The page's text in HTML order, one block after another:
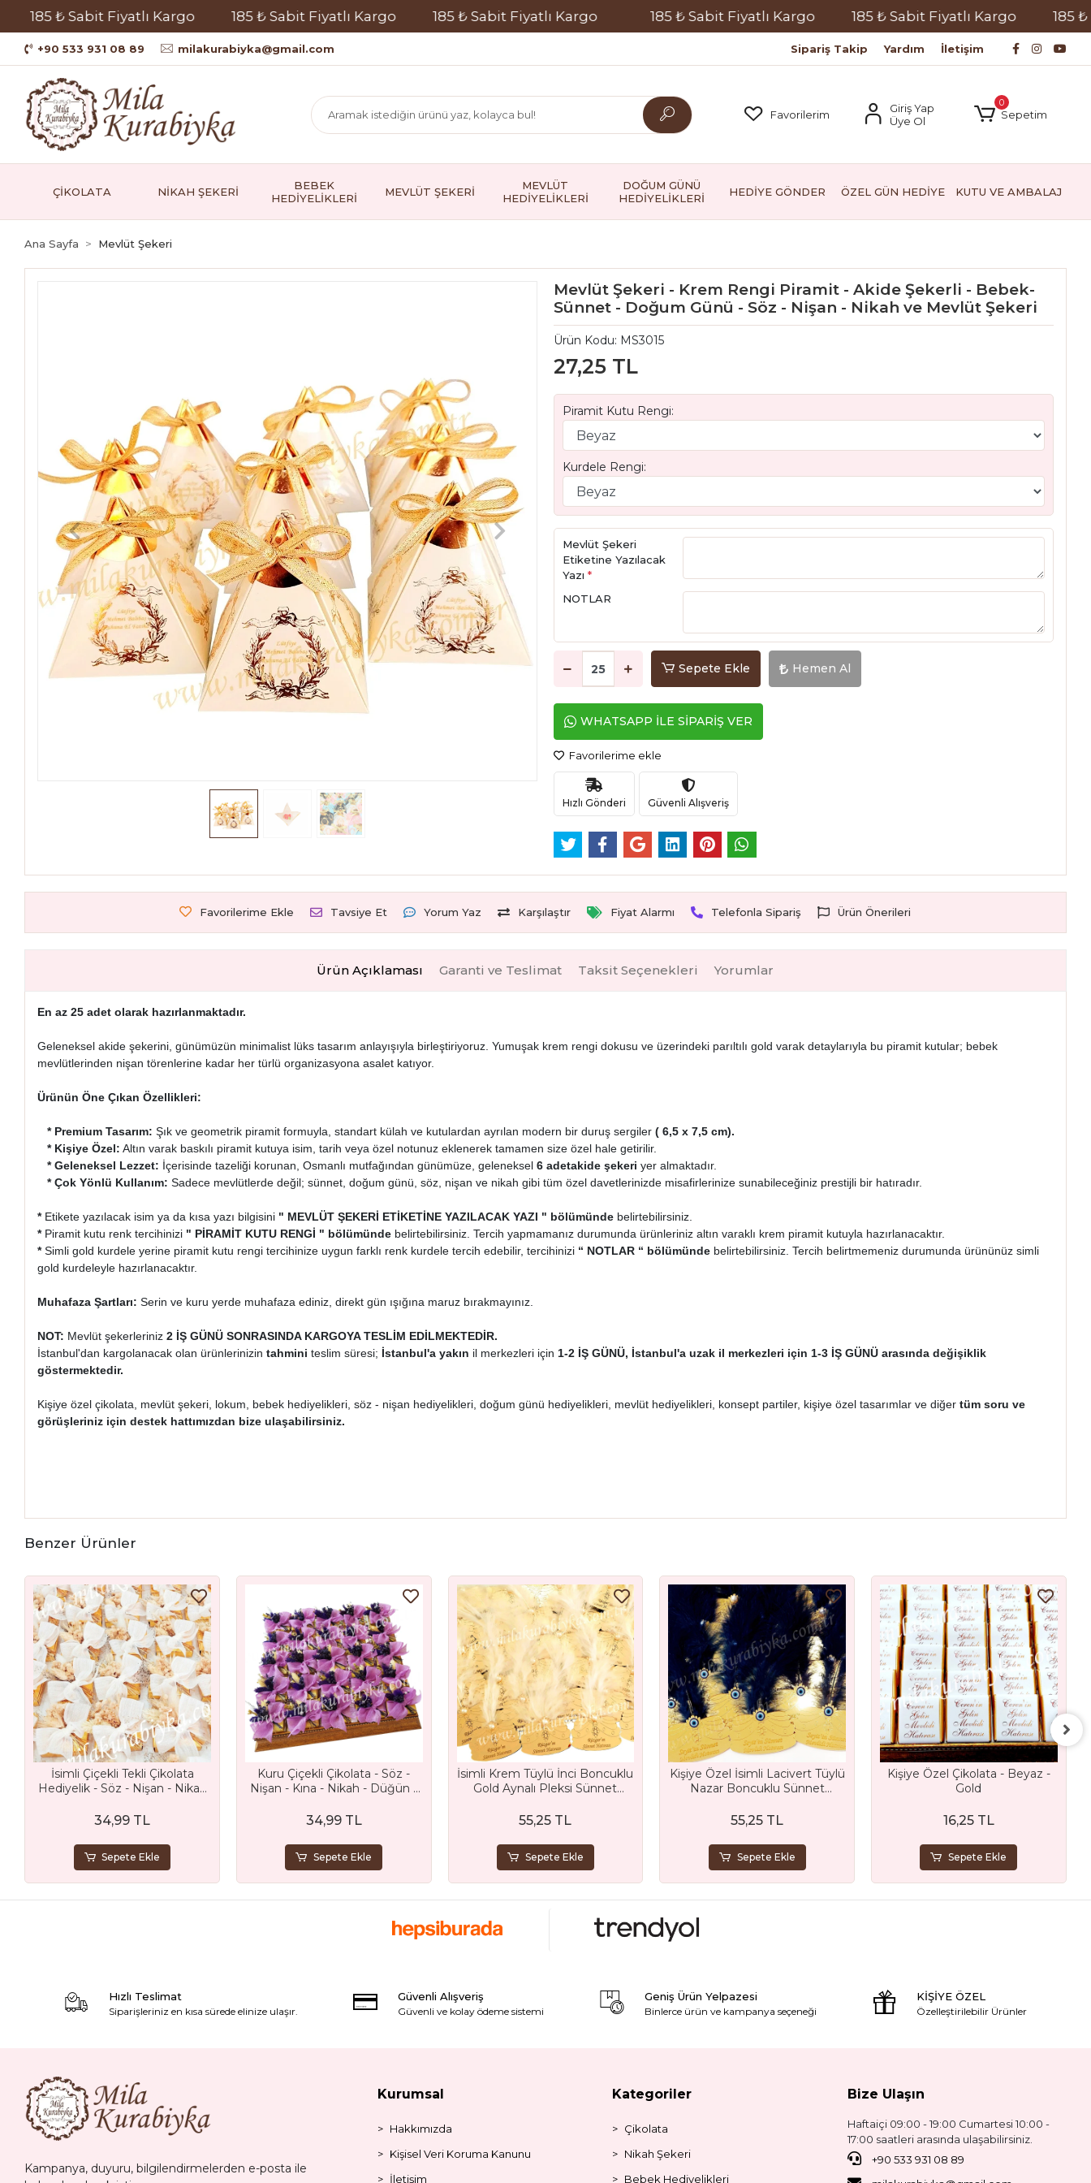
₺ Sabit Fiyatlı Kargo 185 ₺ Sabit Fiyatlı Kargo 185 ₺ Sabit Fiyatlı Kargo 185 ₺ Sabit Fiyatlı Kargo 185 ₺ Sabit Fiyatlı Kargo 185 ₺
+90 533 931 08 89 milakurabiyka@gmail.com Sipariş Takip Yardım İletişim
Favorilerim
Giriş Yap
Üye Ol
0
Sepetim
ÇİKOLATA NİKAH ŞEKERİ
BEBEK
HEDİYELİKLERİ
MEVLÜT ŞEKERİ
MEVLÜT
HEDİYELİKLERİ
DOĞUM GÜNÜ
HEDİYELİKLERİ
HEDİYE GÖNDER ÖZEL GÜN HEDİYE KUTU VE AMBALAJ
Ana Sayfa Mevlüt Şekeri
Mevlüt Şekeri - Krem Rengi Piramit - Akide Şekerli - Bebek-
Sünnet - Doğum Günü - Söz - Nişan - Nikah ve Mevlüt Şekeri
Ürün Kodu: MS3015
27,25 TL
Piramit Kutu Rengi:
Kurdele Rengi:
Mevlüt Şekeri
Etiketine Yazılacak
Yazı *
NOTLAR
Sepete Ekle Hemen Al
WHATSAPP İLE SİPARİŞ VER
Favorilerime ekle
Hızlı Gönderi Güvenli Alışveriş
Favorilerime Ekle Tavsiye Et Yorum Yaz Karşılaştır Fiyat Alarmı Telefonla Sipariş Ürün Önerileri
Ürün Açıklaması Garanti ve Teslimat Taksit Seçenekleri Yorumlar
En az 25 adet olarak hazırlanmaktadır.
Geleneksel akide şekerini, günümüzün minimalist lüks tasarım anlayışıyla birleştiriyoruz. Yumuşak krem rengi dokusu ve üzerindeki parıltılı gold varak detaylarıyla bu piramit kutular; bebek
mevlütlerinden nişan törenlerine kadar her türlü organizasyona asalet katıyor.
Ürünün Öne Çıkan Özellikleri:
* Premium Tasarım: Şık ve geometrik piramit formuyla, standart külah ve kutulardan ayrılan modern bir duruş sergiler( 6,5 x 7,5 cm).
* Kişiye Özel: Altın varak baskılı piramit kutuya isim, tarih veya özel notunuz eklenerek tamamen size özel hale getirilir.
* Geleneksel Lezzet: İçerisinde tazeliği korunan, Osmanlı mutfağından günümüze, geleneksel6 adetakide şekeriyer almaktadır.
* Çok Yönlü Kullanım: Sadece mevlütlerde değil; sünnet, doğum günü, söz, nişan ve nikah gibi tüm özel davetlerinizde misafirlerinize sunabileceğiniz prestijli bir hatıradır.
*Etikete yazılacak isim ya da kısa yazı bilgisini " MEVLÜT ŞEKERİ ETİKETİNE YAZILACAK YAZI " bölümünde belirtebilirsiniz.
*Piramit kutu renk tercihinizi " PİRAMİT KUTU RENGİ " bölümünde belirtebilirsiniz. Tercih yapmamanız durumunda ürünleriniz altın varaklı krem piramit kutuyla hazırlanacaktır.
*Simli gold kurdele yerine piramit kutu rengi tercihinize uygun farklı renk kurdele tercih edebilir, tercihinizi “ NOTLAR “ bölümünde belirtebilirsiniz. Tercih belirtmemeniz durumunda ürününüz simli
gold kurdeleyle hazırlanacaktır.
Muhafaza Şartları: Serin ve kuru yerde muhafaza ediniz, direkt gün ışığına maruz bırakmayınız.
NOT: Mevlüt şekerleriniz2 İŞ GÜNÜ SONRASINDA KARGOYA TESLİM EDİLMEKTEDİR.
İstanbul'dan kargolanacak olan ürünlerinizin tahmini teslim süresi; İstanbul'a yakın il merkezleri için 1-2 İŞ GÜNÜ, İstanbul'a uzak il merkezleri için 1-3 İŞ GÜNÜ arasında değişiklik
göstermektedir.
Kişiye özel çikolata, mevlüt şekeri, lokum, bebek hediyelikleri, söz - nişan hediyelikleri, doğum günü hediyelikleri, mevlüt hediyelikleri, konsept partiler, kişiye özel tasarımlar ve diğertüm soru ve
görüşleriniz için destek hattımızdan bize ulaşabilirsiniz.
Benzer Ürünler
İsimli Çiçekli Tekli Çikolata
Hediyelik - Söz - Nişan - Nikah
34,99 TL
Sepete Ekle
Kuru Çiçekli Çikolata - Söz -
Nişan - Kına - Nikah - Düğün -
Hediyesi
34,99 TL
Sepete Ekle
İsimli Krem Tüylü İnci Boncuklu
Gold Aynalı Pleksi Sünnet
55,25 TL
Sepete Ekle
Kişiye Özel İsimli Lacivert Tüylü
Nazar Boncuklu Sünnet
Hediyelik
55,25 TL
Sepete Ekle
Kişiye Özel Çikolata - Beyaz -
Gold
16,25 TL
Sepete Ekle
Hızlı Teslimat
Siparişleriniz en kısa sürede elinize ulaşır.
Güvenli Alışveriş
Güvenli ve kolay ödeme sistemi
Geniş Ürün Yelpazesi
Binlerce ürün ve kampanya seçeneği
KİŞİYE ÖZEL
Özelleştirilebilir Ürünler
Kampanya, duyuru, bilgilendirmelerden e-posta ile
Kurumsal
Hakkımızda
Kişisel Veri Koruma Kanunu
İletişim
Kategoriler
Çikolata
Nikah Şekeri
Bebek Hediyelikleri
Bize Ulaşın
Haftaiçi 09:00 - 19:00 Cumartesi 10:00 -
17:00 saatleri arasında ulaşabilirsiniz.
+90 533 931 08 89